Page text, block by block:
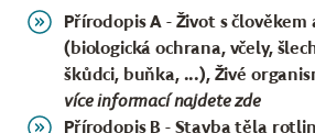
Přírodopis A - Život s člověkem
(biologická ochrana, včely,
škůdci, buňka, ...), Živé
více informací najdetezde
Přírodopis B - Stavba těla